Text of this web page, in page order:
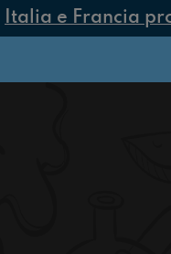
Italia e Francia